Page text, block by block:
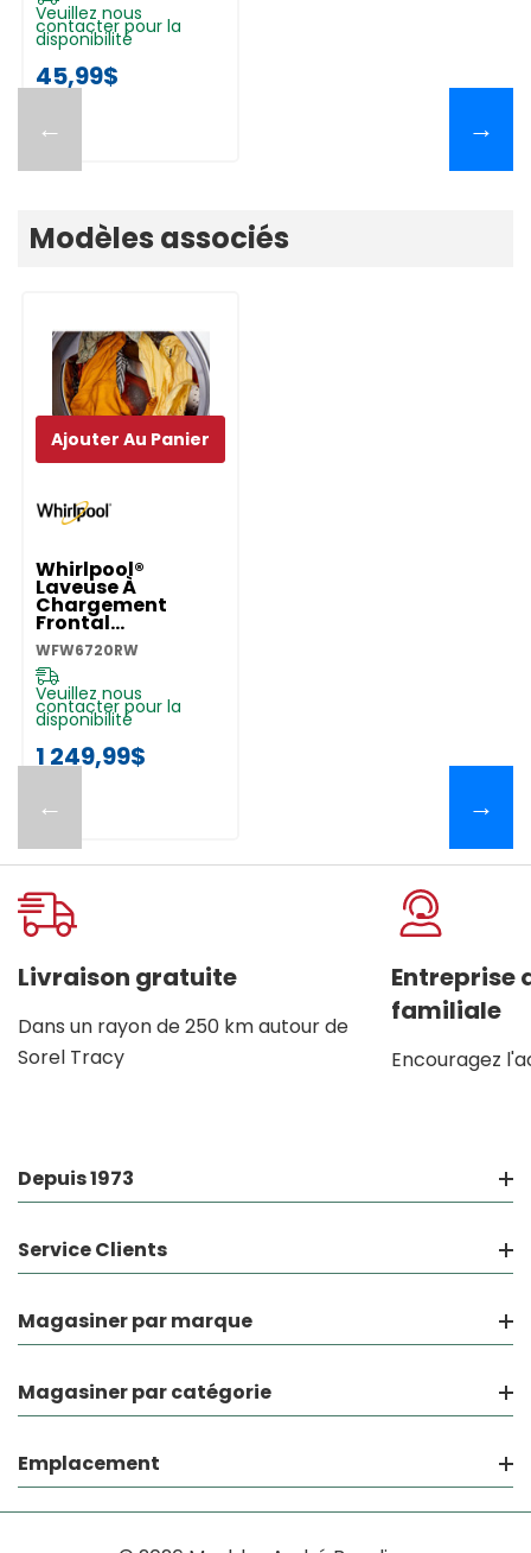
←
Veuillez nous
contacter pour la
disponibilité
45,99$
→
Modèles associés
←
Whirlpool®
Laveuse À
Chargement
Frontal
Intelligente
Certifiée ENERGY
STAR® Avec
Système De
Ventilation
FreshFlow™ Et
Technologie De
Lavage Intelligent
WFW6720RW
Veuillez nous
contacter pour la
disponibilité
1 249,99$
Ajouter Au Panier
→
Livraison gratuite
Dans un rayon de 250 km autour de
Sorel Tracy
Entreprise
familiale
Encouragez
Depuis 1973
Service Clients
Magasiner par marque
Magasiner par catégorie
Emplacement